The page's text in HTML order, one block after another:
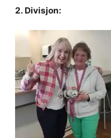
2. Divisjon: